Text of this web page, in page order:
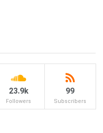
23.9k
Followers
99
Subscribers